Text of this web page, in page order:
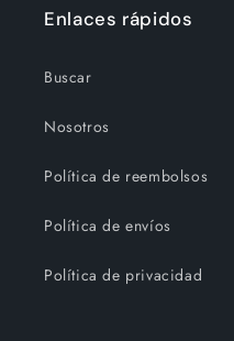
Enlaces rápidos
Buscar
Nosotros
Política de reembolsos
Política de envíos
Política de privacidad